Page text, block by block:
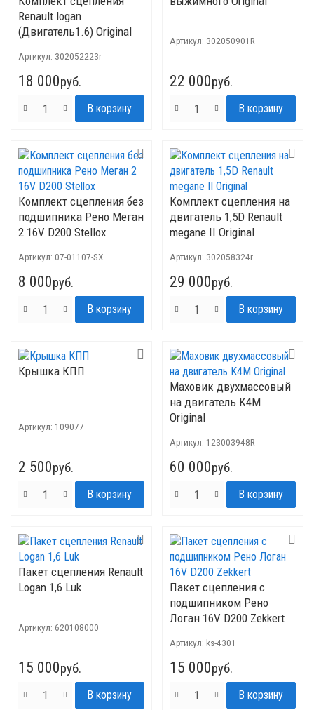
Renault logan
(Двигатель1.6) Original
Артикул: 302052223r
18 000руб.
Артикул: 302050901R
22 000руб.
Комплект сцепления без
подшипника Рено Меган
2 16V D200 Stellox
Артикул: 07-01107-SX
8 000руб.
Комплект сцепления на
двигатель 1,5D Renault
megane II Original
Артикул: 302058324r
29 000руб.
Крышка КПП
Артикул: 109077
2 500руб.
Маховик двухмассовый
на двигатель K4M
Original
Артикул: 123003948R
60 000руб.
Пакет сцепления Renault
Logan 1,6 Luk
Артикул: 620108000
15 000руб.
Пакет сцепления с
подшипником Рено
Логан 16V D200 Zekkert
Артикул: ks-4301
15 000руб.